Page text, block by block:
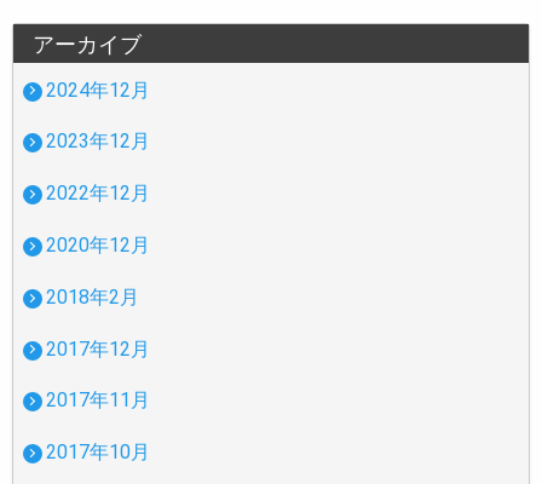
アーカイブ
2024年12月
2023年12月
2022年12月
2020年12月
2018年2月
2017年12月
2017年11月
2017年10月